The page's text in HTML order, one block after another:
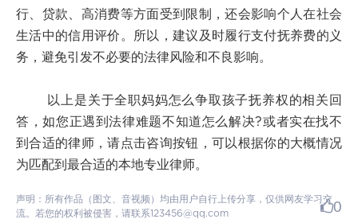
行、贷款、高消费等方面受到限制，还会影响个人在社会
生活中的信用评价。所以，建议及时履行支付抚养费的义
务，避免引发不必要的法律风险和不良影响。
以上是关于全职妈妈怎么争取孩子抚养权的相关回
答，如您正遇到法律难题不知道怎么解决?或者实在找不
到合适的律师，请点击咨询按钮，可以根据你的大概情况
为匹配到最合适的本地专业律师。
声明：所有作品（图文、音视频）均由用户自行上传分享，仅供网友学习交
流。若您的权利被侵害，请联系123456@qq.com
0